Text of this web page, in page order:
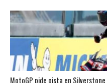
MotoGP pide pista en Silverstone